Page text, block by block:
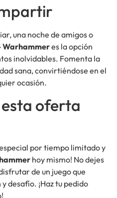
una noche de amigos o
Warhammeres la opción
inolvidables. Fomenta la
sana, convirtiéndose en el
ocasión.
oferta
por tiempo limitado y
hoy mismo! No dejes
de un juego que
desafío. ¡Haz tu pedido